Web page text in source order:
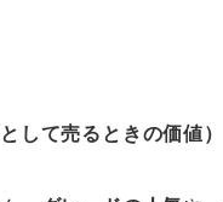
して売るときの価値）